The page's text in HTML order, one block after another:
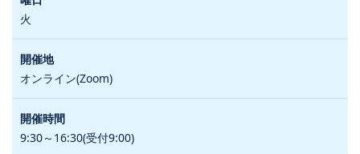
火
オンライン(Zoom)
9:30～16:30(受付9:00)